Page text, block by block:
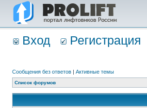
Вход Регистрация
Сообщения без ответов | Активные темы
Список форумов